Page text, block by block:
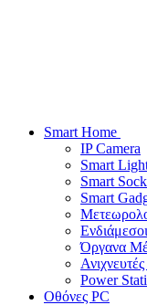
Smart Home
IP Camera
Smart
Smart
Smart
Όργανα
Power
Οθόνες PC